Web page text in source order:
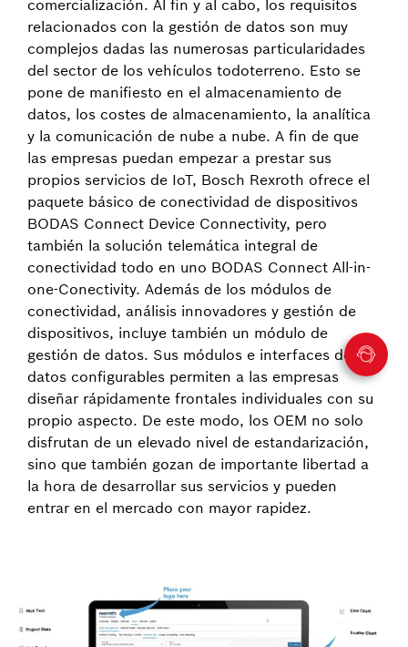
comercialización. Al fin y al cabo, los requisitos
relacionados con la gestión de datos son muy
complejos dadas las numerosas particularidades
del sector de los vehículos todoterreno. Esto se
pone de manifiesto en el almacenamiento de
datos, los costes de almacenamiento, la analítica
y la comunicación de nube a nube. A fin de que
las empresas puedan empezar a prestar sus
propios servicios de IoT, Bosch Rexroth ofrece el
paquete básico de conectividad de dispositivos
BODAS Connect Device Connectivity, pero
también la solución telemática integral de
conectividad todo en uno BODAS Connect All-in-
one-Conectivity. Además de los módulos de
conectividad, análisis innovadores y gestión de
dispositivos, incluye también un módulo de
gestión de datos. Sus módulos e interfaces de
datos configurables permiten a las empresas
diseñar rápidamente frontales individuales con su
propio aspecto. De este modo, los OEM no solo
disfrutan de un elevado nivel de estandarización,
sino que también gozan de importante libertad a
la hora de desarrollar sus servicios y pueden
entrar en el mercado con mayor rapidez.